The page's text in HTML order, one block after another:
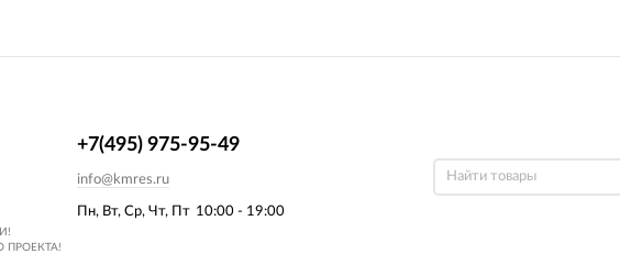
Пн, Вт, Ср, Чт, Пт 10:00 - 19:00
+7(495) 975-95-49
info@kmres.ru